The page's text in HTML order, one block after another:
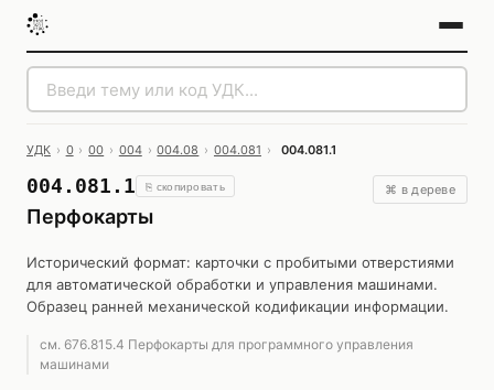
УДК › 0 › 00 › 004 › 004.08 › 004.081 › 004.081.1
004.081.1 ⎘ скопировать
Перфокарты
⌘ в дереве
Исторический формат: карточки с пробитыми отверстиями
для автоматической обработки и управления машинами.
Образец ранней механической кодификации информации.
см. 676.815.4 Перфокарты для программного управления
машинами